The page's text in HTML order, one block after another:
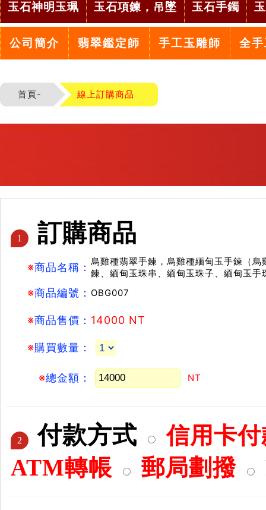
玉石神明玉珮 玉石項鍊，吊墜 玉石手鐲
公司簡介 翡翠鑑定師 手工玉雕師 全
首頁- 線上訂購商品
1 訂購商品
※商品名稱： 烏雞種翡翠手鍊，烏雞種緬甸玉手鍊（
鍊、緬甸玉珠串、緬甸玉珠子、緬甸玉
※商品編號： OBG007
※商品售價： 14000 NT
※購買數量：
※總金額： NT
2 付款方式
信用卡
ATM轉帳
郵局劃撥